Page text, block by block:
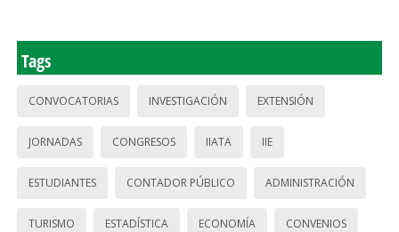
Tags
CONVOCATORIAS INVESTIGACIÓN EXTENSIÓN
JORNADAS CONGRESOS IIATA IIE
ESTUDIANTES CONTADOR PÚBLICO ADMINISTRACIÓN
TURISMO ESTADÍSTICA ECONOMÍA CONVENIOS